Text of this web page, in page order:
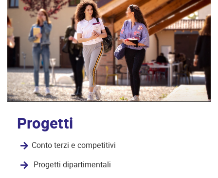
Progetti
Conto terzi e competitivi
Progetti dipartimentali